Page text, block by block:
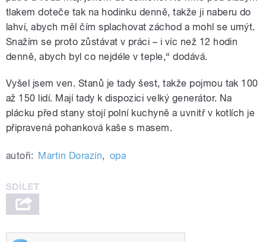
tlakem doteče tak na hodinku denně, takže ji naberu do
lahví, abych měl čím splachovat záchod a mohl se umýt.
Snažím se proto zůstávat v práci – i víc než 12 hodin
denně, abych byl co nejdéle v teple,“ dodává.
Vyšel jsem ven. Stanů je tady šest, takže pojmou tak 100
až 150 lidí. Mají tady k dispozici velký generátor. Na
plácku před stany stojí polní kuchyně a uvnitř v kotlích je
připravená pohanková kaše s masem.
autoři: Martin Dorazín, opa